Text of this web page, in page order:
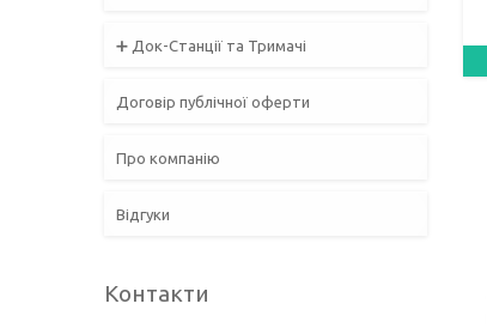
➕ Док-Станції та Тримачі
Договір публічної оферти
Про компанію
Відгуки
Контакти